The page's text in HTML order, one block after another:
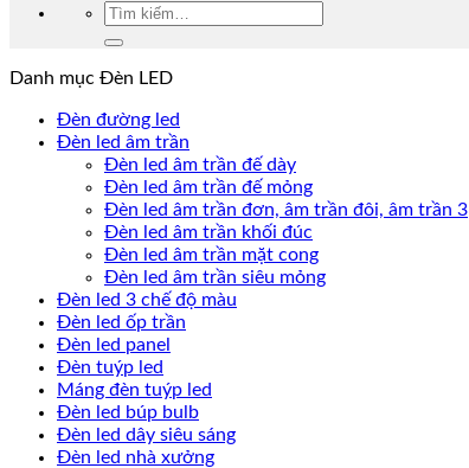
Tìm
Danh mục Đèn LED
Đèn đường led
Đèn led âm trần
Đèn led âm trần đế dày
Đèn led âm trần đế mỏng
Đèn led âm trần đơn, âm trần đôi, âm trần 3
Đèn led âm trần khối đúc
Đèn led âm trần mặt cong
Đèn led âm trần siêu mỏng
Đèn led 3 chế độ màu
Đèn led ốp trần
Đèn led panel
Đèn tuýp led
Máng đèn tuýp led
Đèn led búp bulb
Đèn led dây siêu sáng
Đèn led nhà xưởng